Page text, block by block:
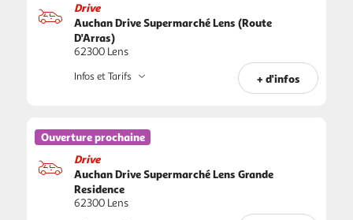
Drive
Auchan Drive Supermarché Lens (Route
D'Arras)
62300 Lens
+ d'infos
Infos et Tarifs
Ouverture prochaine
Drive
Auchan Drive Supermarché Lens Grande
Residence
62300 Lens